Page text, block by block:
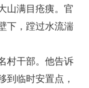
山满目疮痍。官
下，蹚过水流湍
干部。他告诉
到临时安置点，